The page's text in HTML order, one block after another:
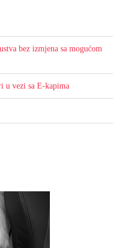
bez izmjena sa mogućom
u vezi sa E-kapima